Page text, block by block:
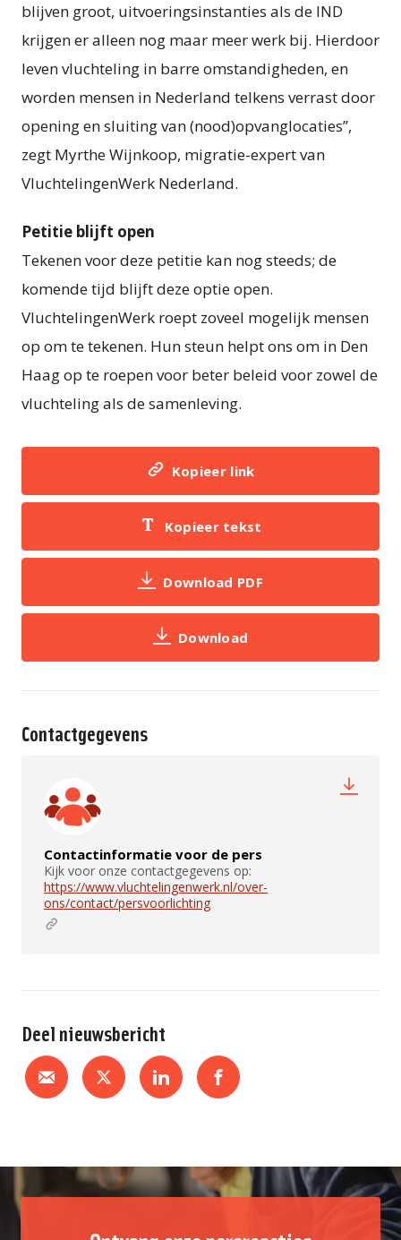
blijven groot, uitvoeringsinstanties als de IND
krijgen er alleen nog maar meer werk bij. Hierdoor
leven vluchteling in barre omstandigheden, en
worden mensen in Nederland telkens verrast door
opening en sluiting van (nood)opvanglocaties”,
zegt Myrthe Wijnkoop, migratie-expert van
VluchtelingenWerk Nederland.
Petitie blijft open
Tekenen voor deze petitie kan nog steeds; de
komende tijd blijft deze optie open.
VluchtelingenWerk roept zoveel mogelijk mensen
op om te tekenen. Hun steun helpt ons om in Den
Haag op te roepen voor beter beleid voor zowel de
vluchteling als de samenleving.
Kopieer link
Kopieer tekst
Download PDF
Download
Contactgegevens
Contactinformatie voor de pers
Kijk voor onze contactgegevens op:
https://www.vluchtelingenwerk.nl/over-
ons/contact/persvoorlichting
Deel nieuwsbericht